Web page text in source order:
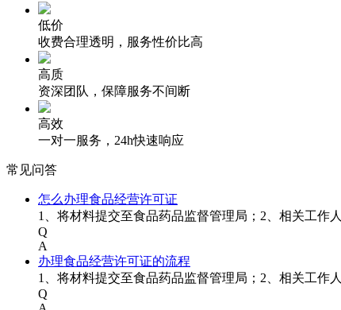
低价
收费合理透明，服务性价比高
高质
资深团队，保障服务不间断
高效
一对一服务，24h快速响应
常见问答
怎么办理食品经营许可证
1、将材料提交至食品药品监督管理局；2、相关工作
Q
A
办理食品经营许可证的流程
1、将材料提交至食品药品监督管理局；2、相关工作
Q